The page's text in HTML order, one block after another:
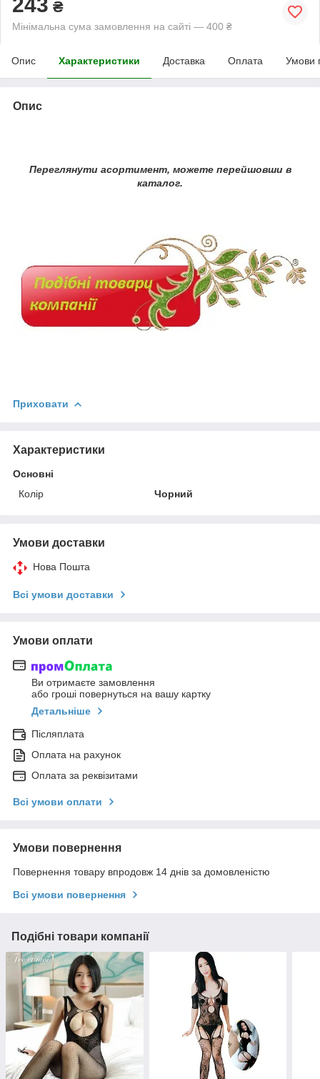
₴
Мінімальна сума замовлення на сайті — 400 ₴
Опис Характеристики Доставка Оплата Умови
Опис
Переглянути асортимент, можете перейшовши в
каталог.
Приховати
Характеристики
Основні
Колір
Чорний
Умови доставки
Нова Пошта
Всі умови доставки
Умови оплати
Ви отримаєте замовлення
або гроші повернуться на вашу картку
Детальніше
Післяплата
Оплата на рахунок
Оплата за реквізитами
Всі умови оплати
Умови повернення
Повернення товару впродовж 14 днів за домовленістю
Всі умови повернення
Подібні товари компанії